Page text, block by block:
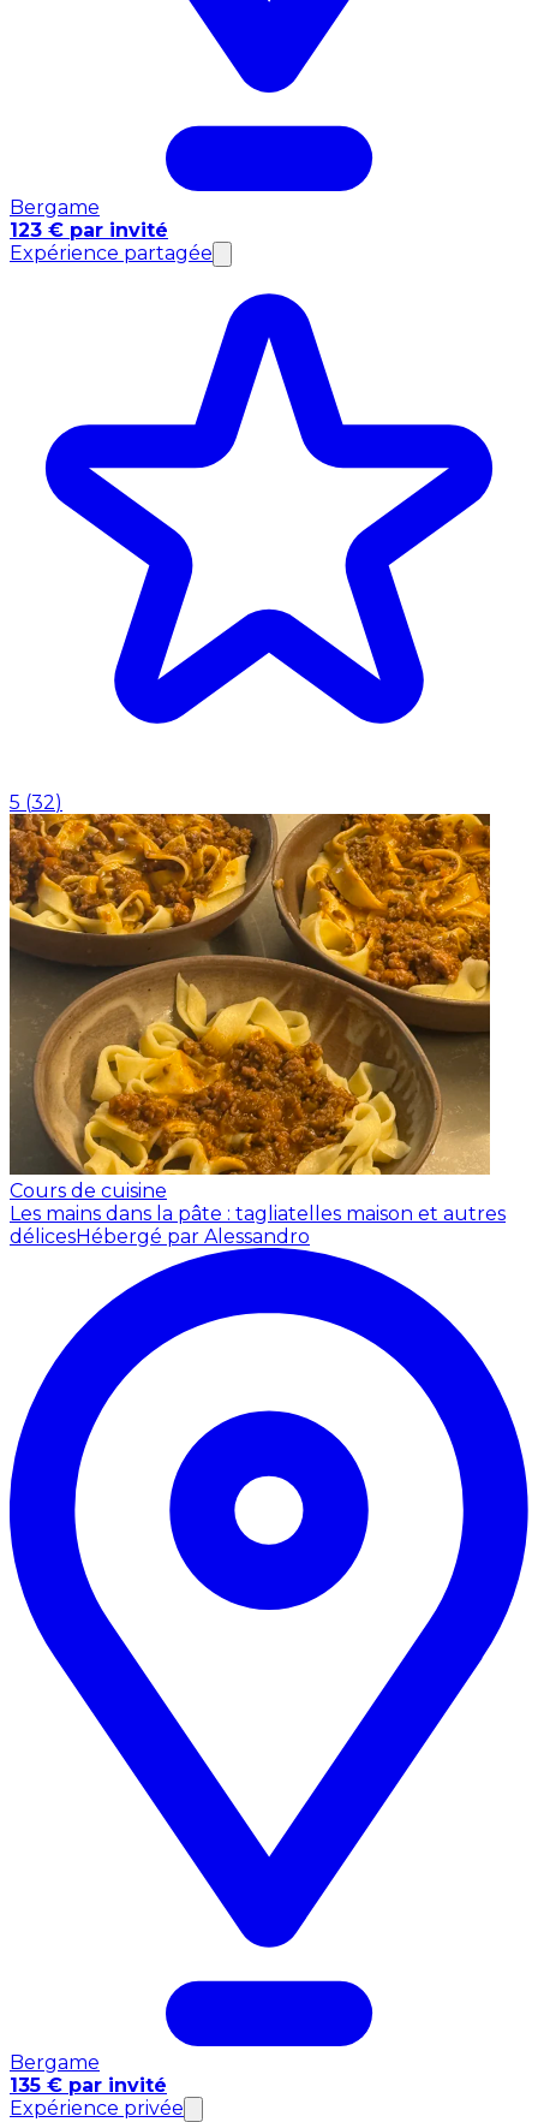
Bergame
123 € par invité
Expérience partagée
5 (32)
Cours de cuisine
Les mains dans la pâte : tagliatelles maison et autres
délicesHébergé par Alessandro
Bergame
135 € par invité
Expérience privée